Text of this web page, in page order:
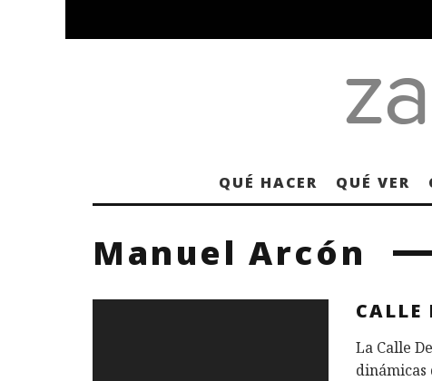
QUÉ HACER QUÉ VER
Manuel Arcón
CALLE
La Calle
dinámicas